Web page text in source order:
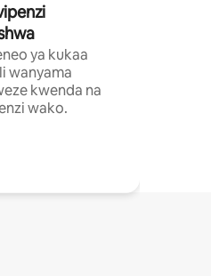
ya kukaa
wanyama
kwenda na
wako.